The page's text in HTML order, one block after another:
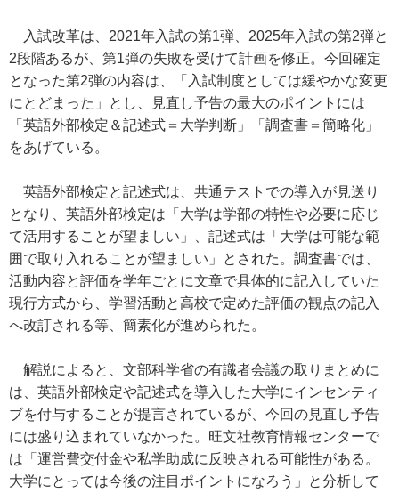
入試改革は、2021年入試の第1弾、2025年入試の第2弾と
2段階あるが、第1弾の失敗を受けて計画を修正。今回確定
となった第2弾の内容は、「入試制度としては緩やかな変更
にとどまった」とし、見直し予告の最大のポイントには
「英語外部検定＆記述式＝大学判断」「調査書＝簡略化」
をあげている。
英語外部検定と記述式は、共通テストでの導入が見送り
となり、英語外部検定は「大学は学部の特性や必要に応じ
て活用することが望ましい」、記述式は「大学は可能な範
囲で取り入れることが望ましい」とされた。調査書では、
活動内容と評価を学年ごとに文章で具体的に記入していた
現行方式から、学習活動と高校で定めた評価の観点の記入
へ改訂される等、簡素化が進められた。
解説によると、文部科学省の有識者会議の取りまとめに
は、英語外部検定や記述式を導入した大学にインセンティ
ブを付与することが提言されているが、今回の見直し予告
には盛り込まれていなかった。旺文社教育情報センターで
は「運営費交付金や私学助成に反映される可能性がある。
大学にとっては今後の注目ポイントになろう」と分析して